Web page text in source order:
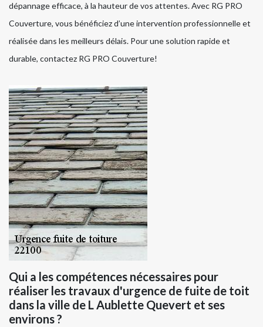
dépannage efficace, à la hauteur de vos attentes. Avec RG PRO
Couverture, vous bénéficiez d’une intervention professionnelle et
réalisée dans les meilleurs délais. Pour une solution rapide et
durable, contactez RG PRO Couverture!
Qui a les compétences nécessaires pour
réaliser les travaux d'urgence de fuite de toit
dans la ville de L Aublette Quevert et ses
environs ?